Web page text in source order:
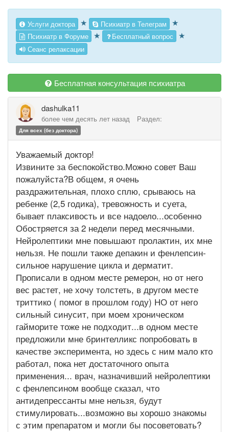
Услуги доктора ★ Психиатр в Телеграм ★
Психиатр в Форуме ★ Бесплатный вопрос ★
Сеанс релаксации
Бесплатная консультация психиатра
dashulka11
более чем десять лет назад Раздел:
Для всех (без доктора)
Уважаемый доктор!
Извините за беспокойство.Можно совет Ваш
пожалуйста?В общем, я очень
раздражительная, плохо сплю, срываюсь на
ребенке (2,5 годика), тревожность и суета,
бывает плаксивость и все надоело...особенно
Обостряется за 2 недели перед месячными.
Нейролептики мне повышают пролактин, их мне
нельзя. Не пошли также депакин и фенлепсин-
сильное нарушение цикла и дерматит.
Прописали в одном месте ремерон, но от него
вес растет, не хочу толстеть, в другом месте
триттико ( помог в прошлом году) НО от него
сильный синусит, при моем хроническом
гайморите тоже не подходит...в одном месте
предложили мне бринтелликс попробовать в
качестве эксперимента, но здесь с ним мало кто
работал, пока нет достаточного опыта
применения... врач, назначивший нейролептики
с фенлепсином вообще сказал, что
антидепрессанты мне нельзя, будут
стимулировать...возможно вы хорошо знакомы
с этим препаратом и могли бы посоветовать?